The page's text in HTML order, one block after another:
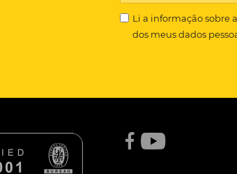
Li a informação sobre
dos meus dados